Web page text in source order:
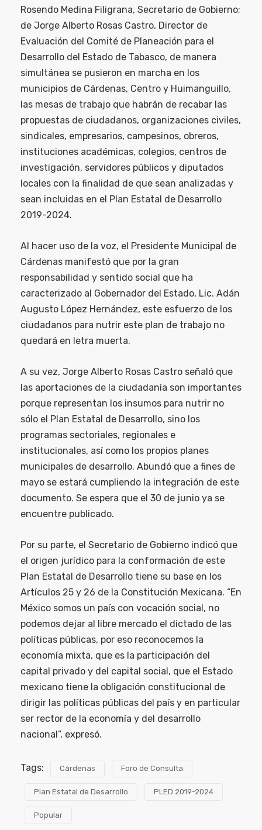
Rosendo Medina Filigrana, Secretario de Gobierno;
de Jorge Alberto Rosas Castro, Director de
Evaluación del Comité de Planeación para el
Desarrollo del Estado de Tabasco, de manera
simultánea se pusieron en marcha en los
municipios de Cárdenas, Centro y Huimanguillo,
las mesas de trabajo que habrán de recabar las
propuestas de ciudadanos, organizaciones civiles,
sindicales, empresarios, campesinos, obreros,
instituciones académicas, colegios, centros de
investigación, servidores públicos y diputados
locales con la finalidad de que sean analizadas y
sean incluidas en el Plan Estatal de Desarrollo
2019-2024.
Al hacer uso de la voz, el Presidente Municipal de
Cárdenas manifestó que por la gran
responsabilidad y sentido social que ha
caracterizado al Gobernador del Estado, Lic. Adán
Augusto López Hernández, este esfuerzo de los
ciudadanos para nutrir este plan de trabajo no
quedará en letra muerta.
A su vez, Jorge Alberto Rosas Castro señaló que
las aportaciones de la ciudadanía son importantes
porque representan los insumos para nutrir no
sólo el Plan Estatal de Desarrollo, sino los
programas sectoriales, regionales e
institucionales, así como los propios planes
municipales de desarrollo. Abundó que a fines de
mayo se estará cumpliendo la integración de este
documento. Se espera que el 30 de junio ya se
encuentre publicado.
Por su parte, el Secretario de Gobierno indicó que
el origen jurídico para la conformación de este
Plan Estatal de Desarrollo tiene su base en los
Artículos 25 y 26 de la Constitución Mexicana. “En
México somos un país con vocación social, no
podemos dejar al libre mercado el dictado de las
políticas públicas, por eso reconocemos la
economía mixta, que es la participación del
capital privado y del capital social, que el Estado
mexicano tiene la obligación constitucional de
dirigir las políticas públicas del país y en particular
ser rector de la economía y del desarrollo
nacional”, expresó.
Tags: Cárdenas Foro de Consulta
Plan Estatal de Desarrollo PLED 2019-2024
Popular